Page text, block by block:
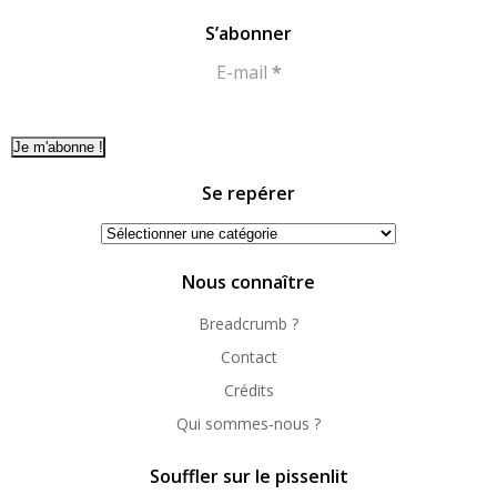
S’abonner
E-mail *
Se repérer
Se
Nous connaître
Breadcrumb ?
Contact
Crédits
Qui sommes-nous ?
Souffler sur le pissenlit